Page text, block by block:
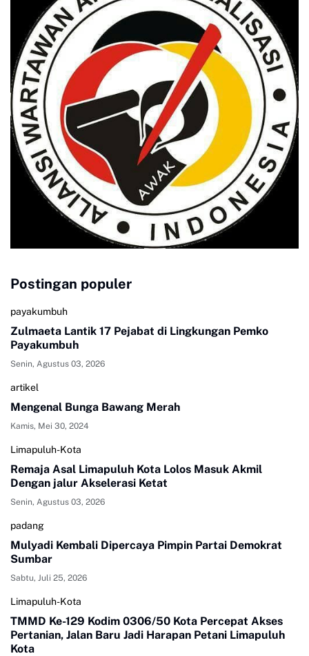
Postingan populer
payakumbuh
Zulmaeta Lantik 17 Pejabat di Lingkungan Pemko
Payakumbuh
Senin, Agustus 03, 2026
artikel
Mengenal Bunga Bawang Merah
Kamis, Mei 30, 2024
Limapuluh-Kota
Remaja Asal Limapuluh Kota Lolos Masuk Akmil
Dengan jalur Akselerasi Ketat
Senin, Agustus 03, 2026
padang
Mulyadi Kembali Dipercaya Pimpin Partai Demokrat
Sumbar
Sabtu, Juli 25, 2026
Limapuluh-Kota
TMMD Ke-129 Kodim 0306/50 Kota Percepat Akses
Pertanian, Jalan Baru Jadi Harapan Petani Limapuluh
Kota